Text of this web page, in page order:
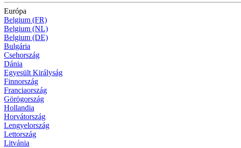
Európa
Belgium (FR)
Belgium (NL)
Belgium (DE)
Bulgária
Csehország
Dánia
Egyesült Királyság
Finnország
Franciaország
Görögország
Hollandia
Horvátország
Lengyelország
Lettország
Litvánia